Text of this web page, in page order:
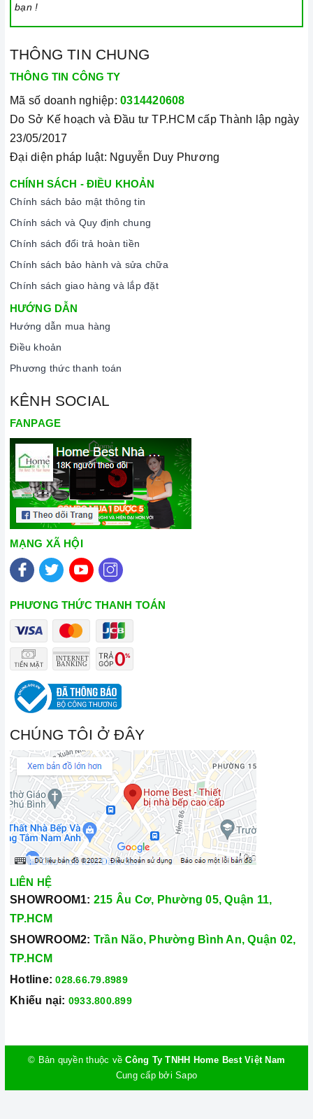
bạn !
THÔNG TIN CHUNG
THÔNG TIN CÔNG TY
Mã số doanh nghiệp: 0314420608
Do Sở Kế hoạch và Đầu tư TP.HCM cấp Thành lập ngày
23/05/2017
Đại diện pháp luật: Nguyễn Duy Phương
CHÍNH SÁCH - ĐIỀU KHOẢN
Chính sách bảo mật thông tin
Chính sách và Quy định chung
Chính sách đổi trả hoàn tiền
Chính sách bảo hành và sửa chữa
Chính sách giao hàng và lắp đặt
HƯỚNG DẪN
Hướng dẫn mua hàng
Điều khoản
Phương thức thanh toán
KÊNH SOCIAL
FANPAGE
MẠNG XÃ HỘI
PHƯƠNG THỨC THANH TOÁN
CHÚNG TÔI Ở ĐÂY
LIÊN HỆ
SHOWROOM1: 215 Âu Cơ, Phường 05, Quận 11,
TP.HCM
SHOWROOM2: Trần Não, Phường Bình An, Quận 02,
TP.HCM
Hotline: 028.66.79.8989
Khiếu nại: 0933.800.899
© Bản quyền thuộc vềCông Ty TNHH Home Best Việt Nam
Cung cấp bởiSapo